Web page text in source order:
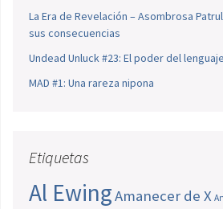
La Era de Revelación – Asombrosa
sus consecuencias
Undead Unluck #23: El poder del lenguaje
MAD #1: Una rareza nipona
Etiquetas
Al EwingAmanecer de X